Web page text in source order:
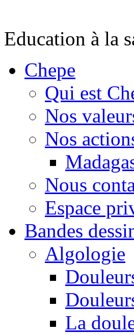
Education à la
Chepe
Qui est
Nos
Nos
Nous
Espace
Bandes
Algologie
La